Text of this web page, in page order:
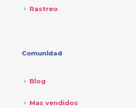
Rastreo
Comunidad
Blog
Mas vendidos